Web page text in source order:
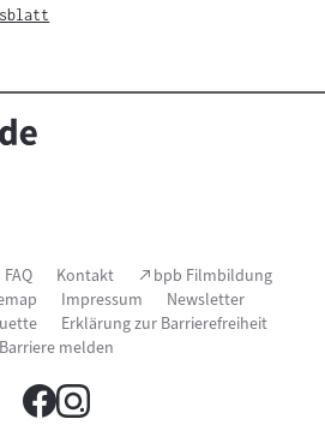
FAQ Kontakt (Link
öffnet
im
neuen
bpb Filmbildung
Impressum
Newsletter
Erklärung zur Barrierefreiheit
Barriere melden